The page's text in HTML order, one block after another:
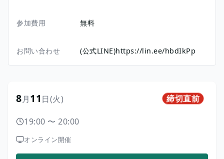
参加費用 無料
お問い合わせ (公式LINE)https://lin.ee/hbdIkPp
8月11日(火) 締切直前
19:00 〜 20:00
オンライン開催